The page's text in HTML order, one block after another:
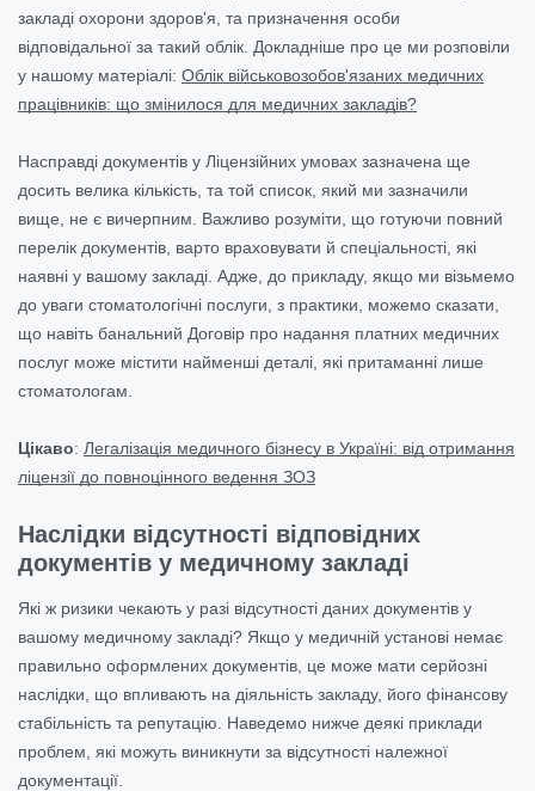
закладі охорони здоров'я, та призначення особи
відповідальної за такий облік. Докладніше про це ми розповіли
у нашому матеріалі: Облік військовозобов'язаних медичних
працівників: що змінилося для медичних закладів?
Насправді документів у Ліцензійних умовах зазначена ще
досить велика кількість, та той список, який ми зазначили
вище, не є вичерпним. Важливо розуміти, що готуючи повний
перелік документів, варто враховувати й спеціальності, які
наявні у вашому закладі. Адже, до прикладу, якщо ми візьмемо
до уваги стоматологічні послуги, з практики, можемо сказати,
що навіть банальний Договір про надання платних медичних
послуг може містити найменші деталі, які притаманні лише
стоматологам.
Цікаво: Легалізація медичного бізнесу в Україні: від отримання
ліцензії до повноцінного ведення ЗОЗ
Наслідки відсутності відповідних
документів у медичному закладі
Які ж ризики чекають у разі відсутності даних документів у
вашому медичному закладі? Якщо у медичній установі немає
правильно оформлених документів, це може мати серйозні
наслідки, що впливають на діяльність закладу, його фінансову
стабільність та репутацію. Наведемо нижче деякі приклади
проблем, які можуть виникнути за відсутності належної
документації.